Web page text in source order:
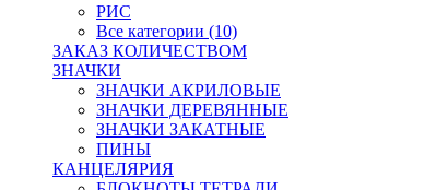
РИС
Все категории (10)
ЗАКАЗ КОЛИЧЕСТВОМ
ЗНАЧКИ
ЗНАЧКИ АКРИЛОВЫЕ
ЗНАЧКИ ДЕРЕВЯННЫЕ
ЗНАЧКИ ЗАКАТНЫЕ
ПИНЫ
КАНЦЕЛЯРИЯ